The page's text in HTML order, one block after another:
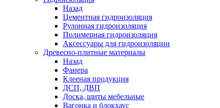
Назад
Цементная гидроизоляция
Рулонная гидроизоляция
Полимерная гидроизоляция
Аксессуары для гидроизоляции
Древесно-плитные материалы
Назад
Фанера
Клееная продукция
ДСП, ДВП
Доска, щиты мебельные
Вагонка и блокхаус